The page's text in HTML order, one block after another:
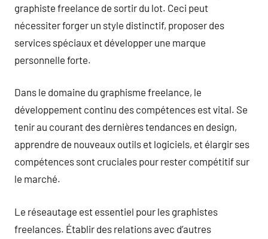
graphiste freelance de sortir du lot. Ceci peut
nécessiter forger un style distinctif, proposer des
services spéciaux et développer une marque
personnelle forte.
Dans le domaine du graphisme freelance, le
développement continu des compétences est vital. Se
tenir au courant des dernières tendances en design,
apprendre de nouveaux outils et logiciels, et élargir ses
compétences sont cruciales pour rester compétitif sur
le marché.
Le réseautage est essentiel pour les graphistes
freelances. Établir des relations avec d’autres